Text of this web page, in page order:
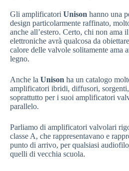
Gli amplificatori Unison hanno una
design particolarmente raffinato,
anche all’estero. Certo, chi non ama
elettroniche avrà qualcosa da
calore delle valvole solitamente ama
legno.
Anche la Unison ha un catalogo
amplificatori ibridi, diffusori, sorgenti,
soprattutto per i suoi amplificatori
parallelo.
Parliamo di amplificatori valvolari
classe A, che rappresentavano e
punto di arrivo, per qualsiasi
quelli di vecchia scuola.